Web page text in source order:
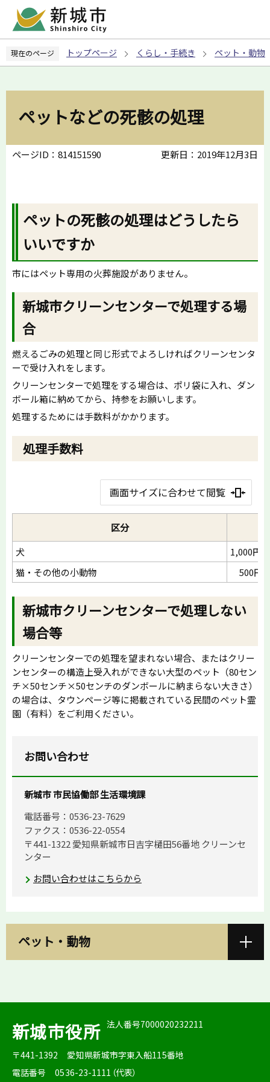
ペ
の
現在のページ トップページ くらし・手続き ペット・動物
ペットなどの死骸の処理
ページID：814151590 更新日：2019年12月3日
ペットの死骸の処理はどうしたら
いいですか
市にはペット専用の火葬施設がありません。
新城市クリーンセンターで処理する場
合
燃えるごみの処理と同じ形式でよろしければクリーンセンタ
ーで受け入れをします。
クリーンセンターで処理をする場合は、ポリ袋に入れ、ダン
ボール箱に納めてから、持参をお願いします。
処理するためには手数料がかかります。
処理手数料
画面サイズに合わせて閲覧
区分
犬
1,000円
猫・その他の小動物
500円
新城市クリーンセンターで処理しない
場合等
クリーンセンターでの処理を望まれない場合、またはクリー
ンセンターの構造上受入れができない大型のペット（80セン
チ×50センチ×50センチのダンボールに納まらない大きさ）
の場合は、タウンページ等に掲載されている民間のペット霊
園（有料）をご利用ください。
お問い合わせ
新城市 市民協働部 生活環境課
電話番号：0536-23-7629
ファクス：0536-22-0554
〒441-1322 愛知県新城市日吉字樋田56番地 クリーンセ
ンター
お問い合わせはこちらから
ペット・動物
新城市役所 法人番号7000020232211
〒441-1392
愛知県新城市字東入船115番地
電話番号
0536-23-1111（代表）